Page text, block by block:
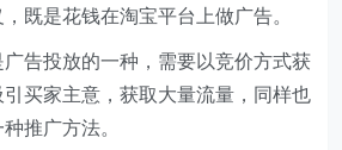
既是花钱在淘宝平台上做广告。
告投放的一种，需要以竞价方式获
买家主意，获取大量流量，同样也
推广方法。